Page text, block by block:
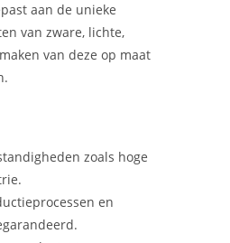
aan de unieke
van zware, lichte,
van deze op maat
zoals hoge
en